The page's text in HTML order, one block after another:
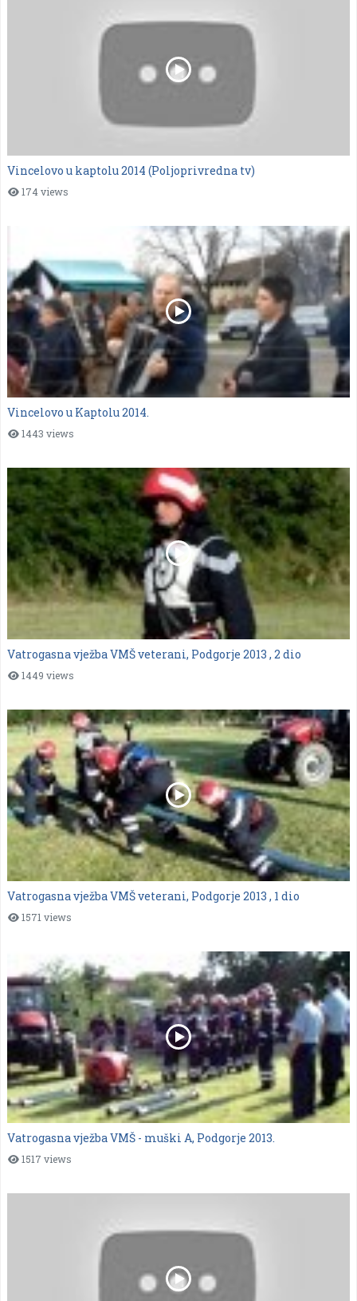
Vincelovo u kaptolu 2014 (Poljoprivredna tv)
174 views
Vincelovo u Kaptolu 2014.
1443 views
Vatrogasna vježba VMŠ veterani, Podgorje 2013 , 2 dio
1449 views
Vatrogasna vježba VMŠ veterani, Podgorje 2013 , 1 dio
1571 views
Vatrogasna vježba VMŠ - muški A, Podgorje 2013.
1517 views